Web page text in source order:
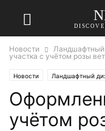
Новости Ландшафтный
участка с учётом розы
Новости Ландшафтный
учётом